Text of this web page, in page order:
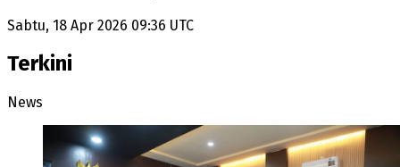
Sabtu, 18 Apr 2026 09:36 UTC
Terkini
News